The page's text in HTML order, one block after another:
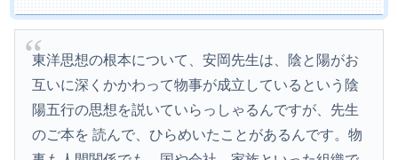
東洋思想の根本について、安岡先生は、陰と陽がお
互いに深くかかわって物事が成立しているという陰
陽五行の思想を説いていらっしゃるんですが、先生
のご本を 読んで、ひらめいたことがあるんです。物